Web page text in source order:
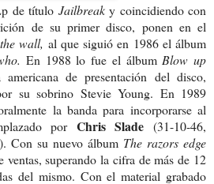
de título Jailbreak y coincidiendo con
de su primer disco, ponen en el
wall, al que siguió en 1986 elálbum
En 1988 lo fue el álbum Blow up
de presentación del disco,
su sobrino Stevie Young. En 1989
la banda para incorporarse al
por Chris Slade (31-10-46,
Con su nuevo álbum The razors edge
superando la cifra de más de 12
del mismo. Con el material grabado